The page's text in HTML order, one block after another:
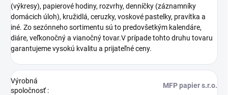
(výkresy), papierové hodiny, rozvrhy, denníčky (záznamníky
domácich úloh), kružidlá, ceruzky, voskové pastelky, pravítka a
iné. Zo sezónneho sortimentu sú to predovšetkým kalendáre,
diáre, veľkonočný a vianočný tovar.V prípade tohto druhu tovaru
garantujeme vysokú kvalitu a prijateľné ceny.
Výrobná
spoločnosť:
MFP papier s.r.o.